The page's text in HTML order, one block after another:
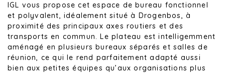
IGL vous propose cet espace de bureau fonctionnel
et polyvalent, idéalement situé à Drogenbos, à
proximité des principaux axes routiers et des
transports en commun. Le plateau est intelligemment
aménagé en plusieurs bureaux séparés et salles de
réunion, ce qui le rend parfaitement adapté aussi
bien aux petites équipes qu’aux organisations plus